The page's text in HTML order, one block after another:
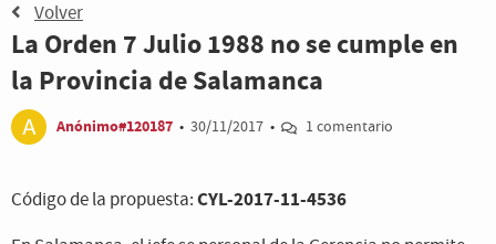
Volver
La Orden 7 Julio 1988 no se cumple en
la Provincia de Salamanca
Anónimo#120187 • 30/11/2017 • 1 comentario
Código de la propuesta:CYL-2017-11-4536